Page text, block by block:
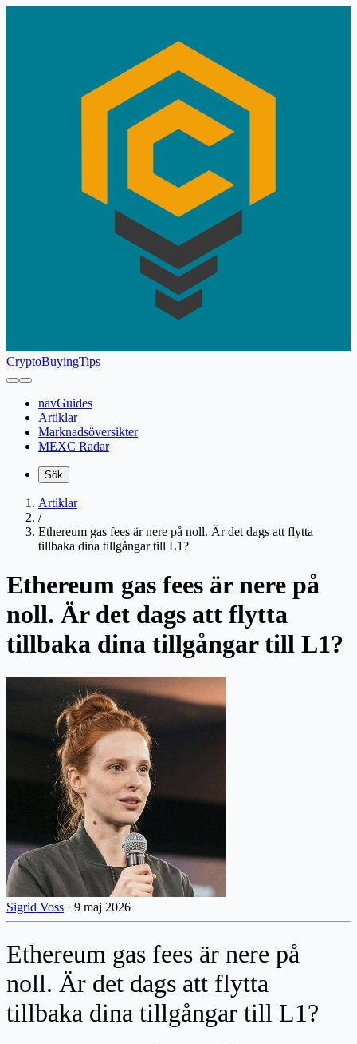
CryptoBuyingTips
navGuides
Artiklar
Marknadsöversikter
MEXC Radar
Sök
Artiklar
/
Ethereum gas fees är nere på noll. Är det dags att flytta
tillbaka dina tillgångar till L1?
Ethereum gas fees är nere på
noll. Är det dags att flytta
tillbaka dina tillgångar till L1?
Sigrid Voss · 9 maj 2026
Ethereum gas fees är nere på
noll. Är det dags att flytta
tillbaka dina tillgångar till L1?